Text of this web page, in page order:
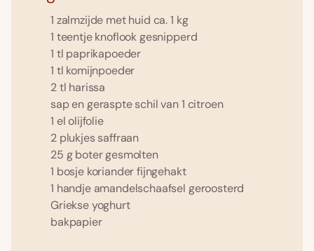
1 zalmzijde met huid ca. 1 kg
1 teentje knoflook gesnipperd
1 tl paprikapoeder
1 tl komijnpoeder
2 tl harissa
sap en geraspte schil van 1 citroen
1 el olijfolie
2 plukjes saffraan
25 g boter gesmolten
1 bosje koriander fijngehakt
1 handje amandelschaafsel geroosterd
Griekse yoghurt
bakpapier